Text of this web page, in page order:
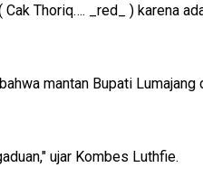
Thoriq…. _red_ ) karena
mantan Bupati
ujar Kombes Luthfie.